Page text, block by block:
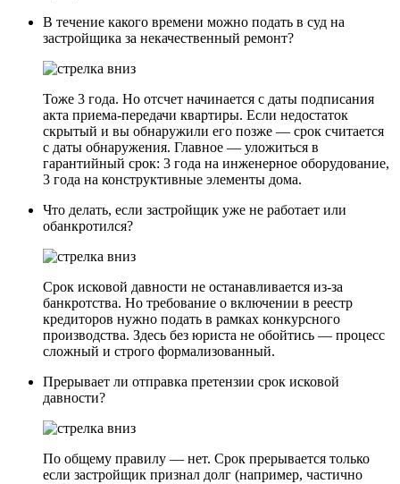
В течение какого времени можно подать в суд на
застройщика за некачественный ремонт?
Тоже 3 года. Но отсчет начинается с даты подписания
акта приема-передачи квартиры. Если недостаток
скрытый и вы обнаружили его позже — срок считается
с даты обнаружения. Главное — уложиться в
гарантийный срок: 3 года на инженерное оборудование,
3 года на конструктивные элементы дома.
Что делать, если застройщик уже не работает или
обанкротился?
Срок исковой давности не останавливается из-за
банкротства. Но требование о включении в реестр
кредиторов нужно подать в рамках конкурсного
производства. Здесь без юриста не обойтись — процесс
сложный и строго формализованный.
Прерывает ли отправка претензии срок исковой
давности?
По общему правилу — нет. Срок прерывается только
если застройщик признал долг (например, частично